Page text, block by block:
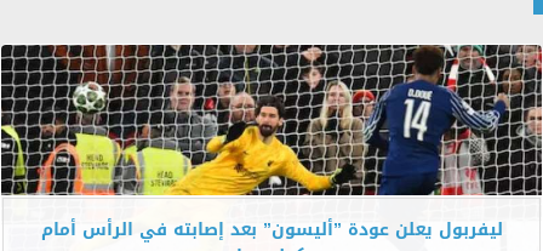
ليفربول يعلن عودة ”أليسون” بعد إصابته في الرأس أمام